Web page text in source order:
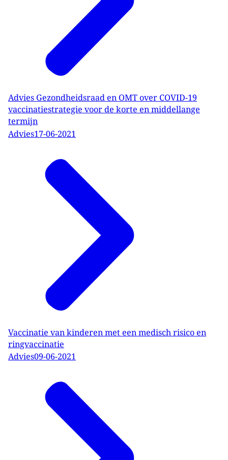
Advies Gezondheidsraad en OMT over COVID-19
vaccinatiestrategie voor de korte en middellange
termijn
Advies17-06-2021
Vaccinatie van kinderen met een medisch risico en
ringvaccinatie
Advies09-06-2021